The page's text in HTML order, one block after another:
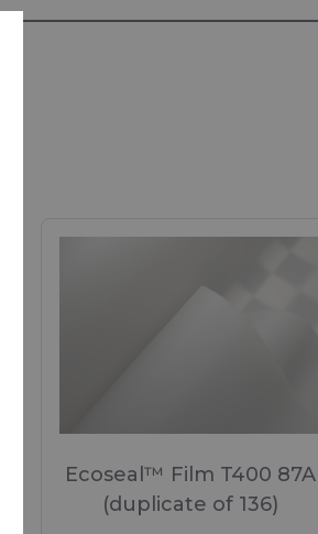
Ecoseal™ Film T400 87A
(duplicate of 136)